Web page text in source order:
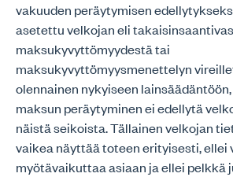
vakuuden peräytymisen
asetettu velkojan eli
maksukyvyttömyydestä tai
maksukyvyttömyysmenettelyn
olennainen nykyiseen
maksun peräytyminen ei edellytä
näistä seikoista. Tällainen velkojan
vaikea näyttää toteen erityisesti, ellei
myötävaikuttaa asiaan ja ellei pelkkä